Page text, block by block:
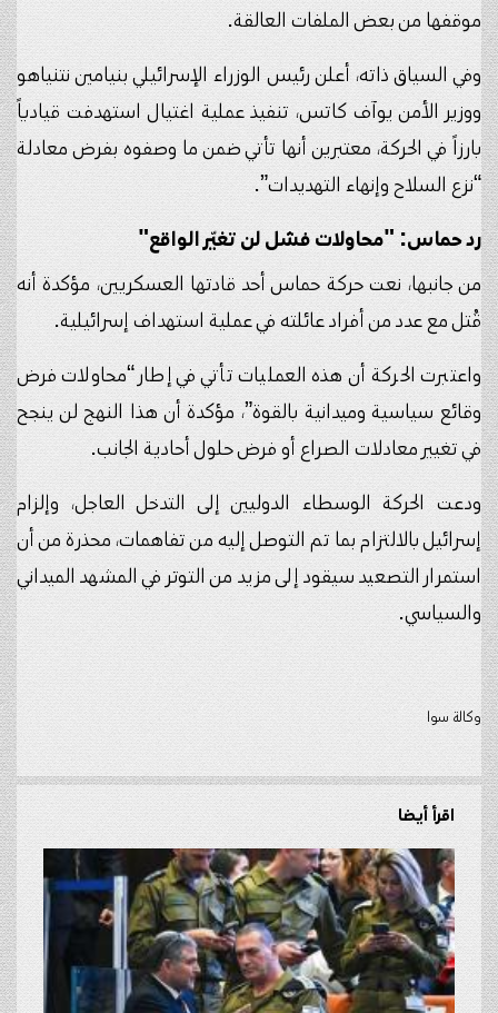
موقفها من بعض الملفات العالقة.
وفي السياق ذاته، أعلن رئيس الوزراء الإسرائيلي بنيامين نتنياهو
ووزير الأمن يوآف كاتس، تنفيذ عملية اغتيال استهدفت قيادياً
بارزاً في الحركة، معتبرين أنها تأتي ضمن ما وصفوه بفرض معادلة
“نزع السلاح وإنهاء التهديدات”.
رد حماس: "محاولات فشل لن تغيّر الواقع"
من جانبها، نعت حركة حماس أحد قادتها العسكريين، مؤكدة أنه
قُتل مع عدد من أفراد عائلته في عملية استهداف إسرائيلية.
واعتبرت الحركة أن هذه العمليات تأتي في إطار “محاولات فرض
وقائع سياسية وميدانية بالقوة”، مؤكدة أن هذا النهج لن ينجح
في تغيير معادلات الصراع أو فرض حلول أحادية الجانب.
ودعت الحركة الوسطاء الدوليين إلى التدخل العاجل، وإلزام
إسرائيل بالالتزام بما تم التوصل إليه من تفاهمات، محذرة من أن
استمرار التصعيد سيقود إلى مزيد من التوتر في المشهد الميداني
والسياسي.
وكالة سوا
اقرأ أيضا